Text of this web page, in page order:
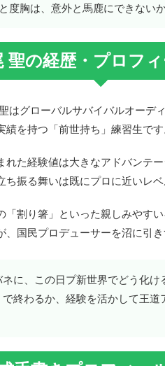
度胸は、意外と馬鹿にできないか
聖の経歴・プロフ
はグローバルサバイバルオーデ
績を持つ「前世持ち」練習生です
た経験値は大きなアドバンテ
振る舞いは既にプロに近いレベ
割り箸」といった親しみやす
国民プロデューサーを沼に引
に、この日プ新世界でどう化け
終わるか、経験を活かして王